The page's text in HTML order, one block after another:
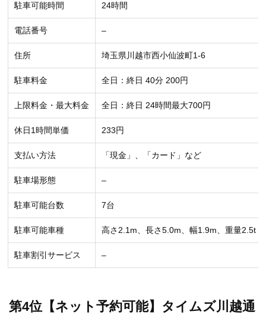
駐車可能時間 24時間
電話番号 –
住所 埼玉県川越市西小仙波町1-6
駐車料金 全日：終日 40分 200円
上限料金・最大料金 全日：終日 24時間最大700円
休日1時間単価 233円
支払い方法 「現金」、「カード」など
駐車場形態 –
駐車可能台数 7台
駐車可能車種 高さ2.1m、長さ5.0m、幅1.9m、重量2.5t
駐車割引サービス –
第4位【ネット予約可能】タイムズ川越通